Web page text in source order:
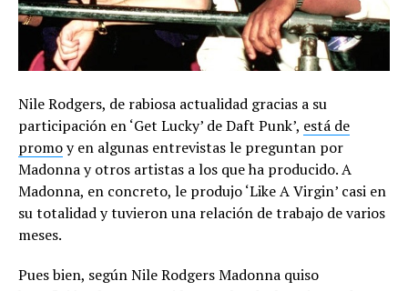
Nile Rodgers, de rabiosa actualidad gracias a su
participación en ‘Get Lucky’ de Daft Punk’, está de
promoy en algunas entrevistas le preguntan por
Madonna y otros artistas a los que ha producido. A
Madonna, en concreto, le produjo ‘Like A Virgin’ casi en
su totalidad y tuvieron una relación de trabajo de varios
meses.
Pues bien, según Nile Rodgers Madonna quiso